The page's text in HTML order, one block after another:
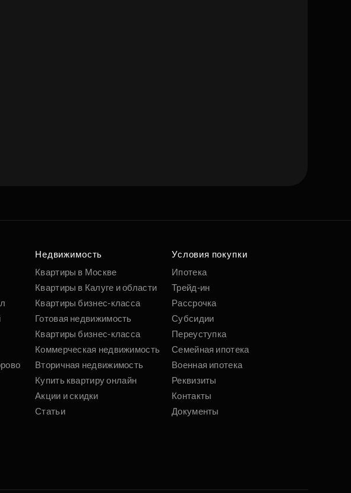
Недвижимость
Квартиры в Москве
Квартиры в Калуге и области
Квартиры бизнес-класса
Готовая недвижимость
Квартиры бизнес-класса
Коммерческая недвижимость
Вторичная недвижимость
Купить квартиру онлайн
Акции и скидки
Статьи
Условия покупки
Ипотека
Трейд-ин
Рассрочка
Субсидии
Переуступка
Семейная ипотека
Военная ипотека
Реквизиты
Контакты
Документы